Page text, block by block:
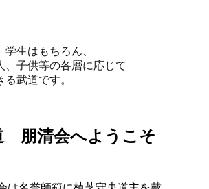
生はもちろん、
、子供等の各層に応じて
武道です。
朋清会へようこそ